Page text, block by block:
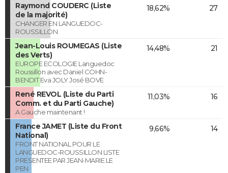
Raymond COUDERC (Liste
de la majorité)
CHANGER EN LANGUEDOC-
ROUSSILLON
18,62% 27
Jean-Louis ROUMEGAS (Liste
des Verts)
EUROPE ECOLOGIE Languedoc
Roussillon avec Daniel COHN-
BENDIT Eva JOLY José BOVE
14,48% 21
René REVOL (Liste du Parti
Comm. et du Parti Gauche)
A Gauche maintenant !
11,03% 16
France JAMET (Liste du Front
National)
FRONT NATIONAL POUR LE
LANGUEDOC-ROUSSILLON LISTE
PRESENTEE PAR JEAN-MARIE LE
PEN
9,66% 14